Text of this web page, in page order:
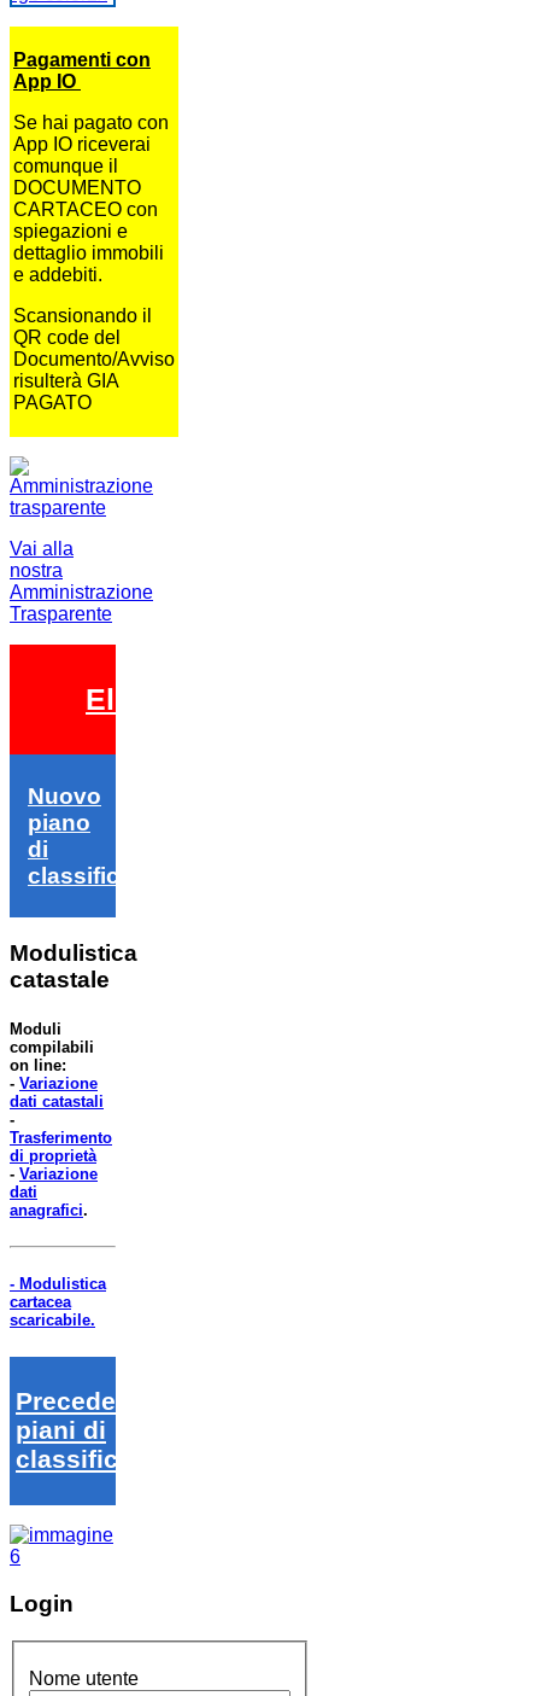
Pagamenti con
App IO
Se hai pagato con
App IO riceverai
comunque il
DOCUMENTO
CARTACEO con
spiegazioni e
dettaglio immobili
e addebiti.
Scansionando il
QR code del
Documento/Avviso
risulterà GIA
PAGATO
Vai alla
nostra
Amministrazione
Trasparente
Elezioni 2026
Nuovo
piano
di
classifica
Modulistica
catastale
Moduli
compilabili
on line:
- Variazione
dati catastali
-
Trasferimento
di proprietà
- Variazione
dati
anagrafici.
- Modulistica
cartacea
scaricabile.
Precedenti
piani di
classifica
Login
Nome utente